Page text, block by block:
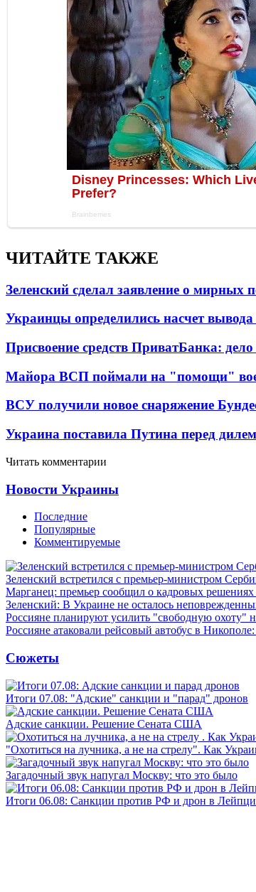
ЧИТАЙТЕ ТАКЖЕ
Зеленский сделал заявление о мирных
Украинцы определились насчет вывода
Присвоение средств ПриватБанка:
Майора ВСП поймали на "помощи"
ВСУ получили новое снаряжение
Украина поставила Путина перед
Читать комментарии
Новости Украины
Последние
Популярные
Комментируемые
Зеленский встретился с премьер-министром
Марганец: премьер сообщил о кадровых решениях
Зеленский: В Украине не осталось
Россияне планируют усилить "свободную охоту"
Россияне атаковали рейсовый автобус в
Сюжеты
Итоги 07.08: "Адские" санкции и "парад" дронов
Адские санкции. Решение Сената США
"Охотиться на лучника, а не на стрелу". Как
Загадочный звук напугал Москву: что это было
Итоги 06.08: Санкции против РФ и дрон в